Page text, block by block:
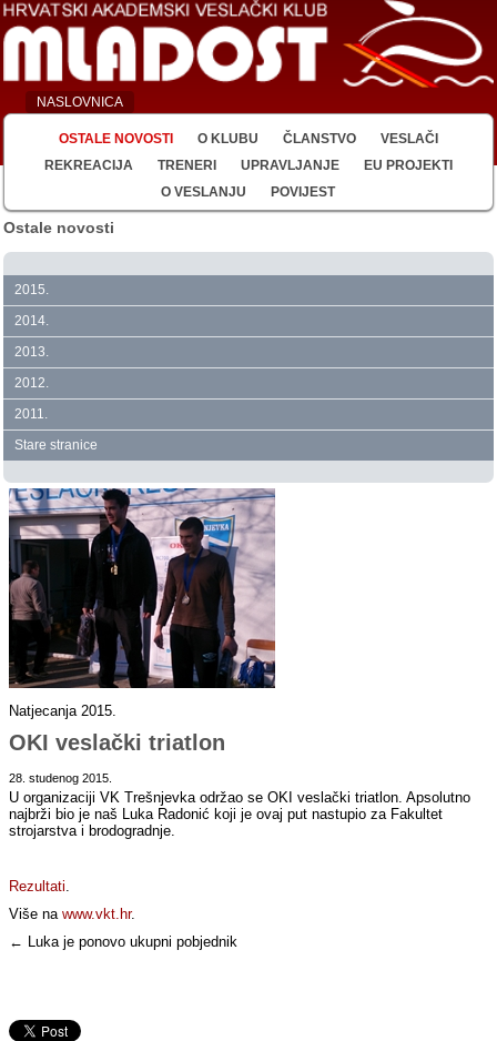
NASLOVNICA
OSTALE NOVOSTI O KLUBU ČLANSTVO
VESLAČI
REKREACIJA
TRENERI UPRAVLJANJE
EU PROJEKTI
O VESLANJU
POVIJEST
Ostale novosti
2015.
2014.
2013.
2012.
2011.
Stare stranice
Natjecanja 2015.
OKI veslački triatlon
28. studenog 2015.
U organizaciji VK Trešnjevka održao se OKI veslački triatlon. Apsolutno
najbrži bio je naš Luka Radonić koji je ovaj put nastupio za Fakultet
strojarstva i brodogradnje.
Rezultati.
Više nawww.vkt.hr.
← Luka je ponovo ukupni pobjednik